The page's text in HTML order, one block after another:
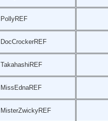
PollyREF
DocCrockerREF
TakahashiREF
MissEdnaREF
MisterZwickyREF